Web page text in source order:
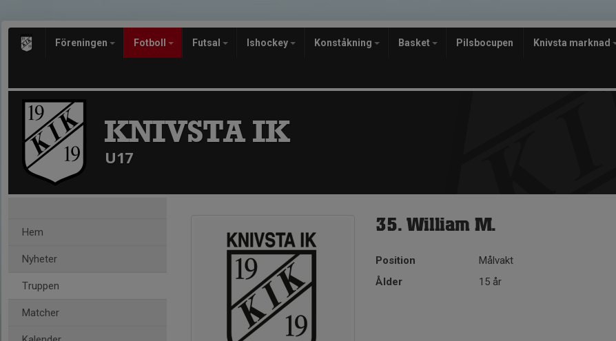
Föreningen Fotboll Futsal Ishockey Konståkning Basket Pilsbocupen Knivsta marknad
KNIVSTA IK
U17
Hem
Nyheter
Truppen
Matcher
35. William M.
Position
Målvakt
Ålder
15 år